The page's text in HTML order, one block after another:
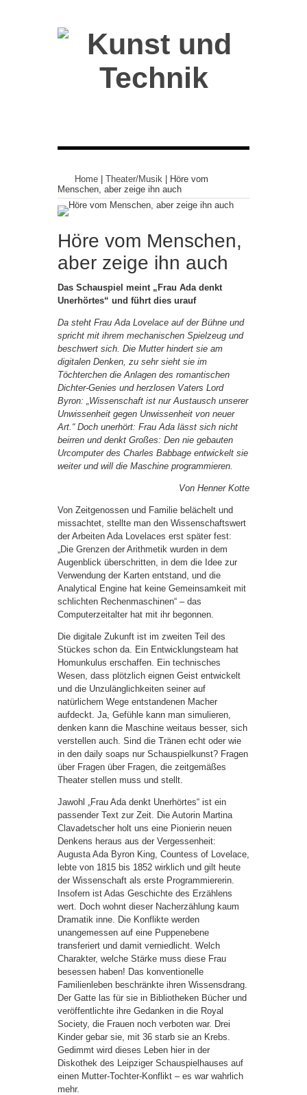
Home Theater/Musik
Höre vom
Menschen, aber zeige ihn auch
Höre vom Menschen,
aber zeige ihn auch
Das Schauspiel meint „Frau Ada denkt
Unerhörtes“ und führt dies urauf
Da steht Frau Ada Lovelace auf der Bühne und
spricht mit ihrem mechanischen Spielzeug und
beschwert sich. Die Mutter hindert sie am
digitalen Denken, zu sehr sieht sie im
Töchterchen die Anlagen des romantischen
Dichter-Genies und herzlosen Vaters Lord
Byron: „Wissenschaft ist nur Austausch unserer
Unwissenheit gegen Unwissenheit von neuer
Art.“ Doch unerhört: Frau Ada lässt sich nicht
beirren und denkt Großes: Den nie gebauten
Urcomputer des Charles Babbage entwickelt sie
weiter und will die Maschine programmieren.
Von Henner Kotte
Von Zeitgenossen und Familie belächelt und
missachtet, stellte man den Wissenschaftswert
der Arbeiten Ada Lovelaces erst später fest:
„Die Grenzen der Arithmetik wurden in dem
Augenblick überschritten, in dem die Idee zur
Verwendung der Karten entstand, und die
Analytical Engine hat keine Gemeinsamkeit mit
schlichten Rechenmaschinen“ – das
Computerzeitalter hat mit ihr begonnen.
Die digitale Zukunft ist im zweiten Teil des
Stückes schon da. Ein Entwicklungsteam hat
Homunkulus erschaffen. Ein technisches
Wesen, dass plötzlich eignen Geist entwickelt
und die Unzulänglichkeiten seiner auf
natürlichem Wege entstandenen Macher
aufdeckt. Ja, Gefühle kann man simulieren,
denken kann die Maschine weitaus besser, sich
verstellen auch. Sind die Tränen echt oder wie
in den daily soaps nur Schauspielkunst? Fragen
über Fragen über Fragen, die zeitgemäßes
Theater stellen muss und stellt.
Jawohl „Frau Ada denkt Unerhörtes“ ist ein
passender Text zur Zeit. Die Autorin Martina
Clavadetscher holt uns eine Pionierin neuen
Denkens heraus aus der Vergessenheit:
Augusta Ada Byron King, Countess of Lovelace,
lebte von 1815 bis 1852 wirklich und gilt heute
der Wissenschaft als erste Programmiererin.
Insofern ist Adas Geschichte des Erzählens
wert. Doch wohnt dieser Nacherzählung kaum
Dramatik inne. Die Konflikte werden
unangemessen auf eine Puppenebene
transferiert und damit verniedlicht. Welch
Charakter, welche Stärke muss diese Frau
besessen haben! Das konventionelle
Familienleben beschränkte ihren Wissensdrang.
Der Gatte las für sie in Bibliotheken Bücher und
veröffentlichte ihre Gedanken in die Royal
Society, die Frauen noch verboten war. Drei
Kinder gebar sie, mit 36 starb sie an Krebs.
Gedimmt wird dieses Leben hier in der
Diskothek des Leipziger Schauspielhauses auf
einen Mutter-Tochter-Konflikt – es war wahrlich
mehr.